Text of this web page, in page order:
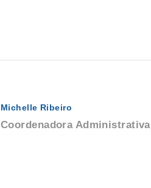
Michelle Ribeiro
Coordenadora Administrativa